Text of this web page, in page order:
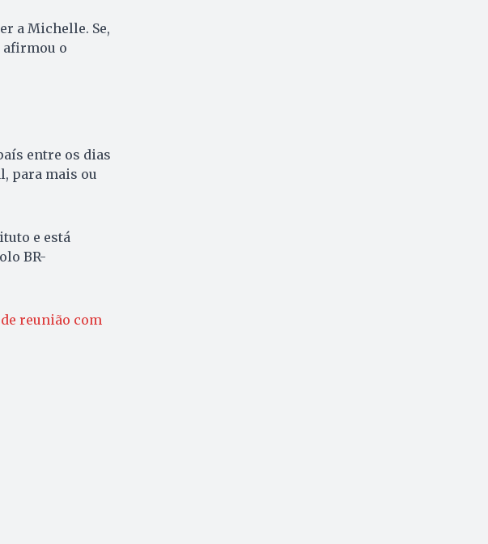
a Michelle. Se,
afirmou o
entre os dias
para mais ou
e está
BR-
reunião com